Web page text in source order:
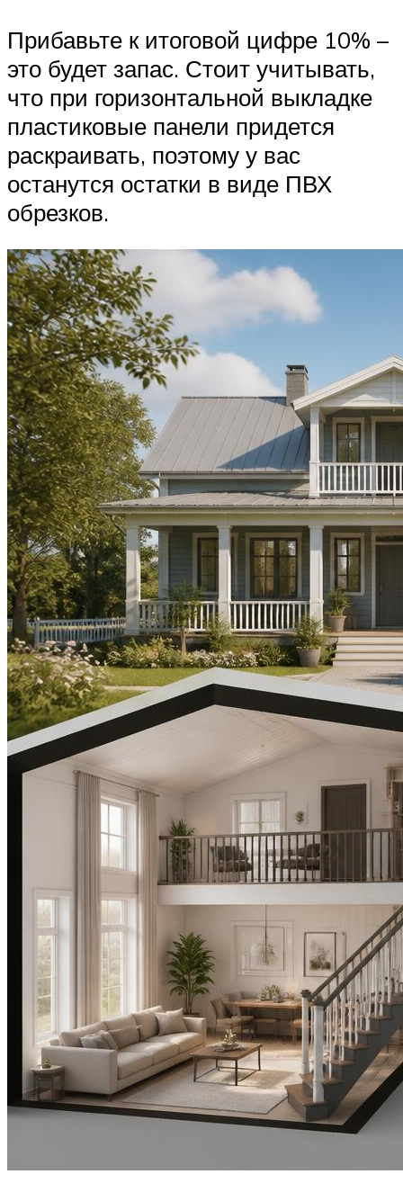
Прибавьте к итоговой цифре 10% –
это будет запас. Стоит учитывать,
что при горизонтальной выкладке
пластиковые панели придется
раскраивать, поэтому у вас
останутся остатки в виде ПВХ
обрезков.